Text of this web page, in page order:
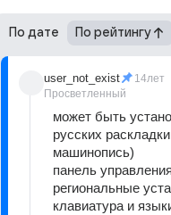
По дате По рейтингу
user_not_exist
Просветленный
14лет
может быть
русских
машинопись)
панель
региональные
клавиатура и